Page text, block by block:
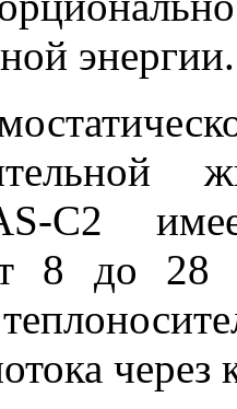
энергии.
C2
8 до 28
через